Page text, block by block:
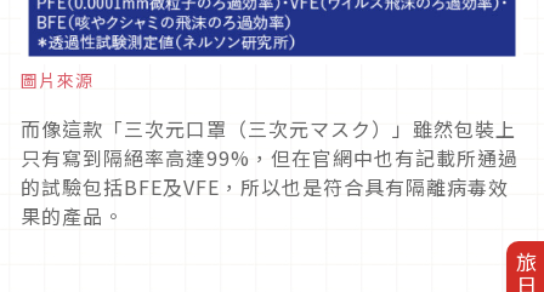
圖片來源
而像這款「三次元口罩（三次元マスク）」雖然包裝上
只有寫到隔絕率高達99%，但在官網中也有記載所通過
的試驗包括BFE及VFE，所以也是符合具有隔離病毒效
果的產品。